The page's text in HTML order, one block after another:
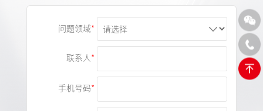
问题领域
联系人
手机号码